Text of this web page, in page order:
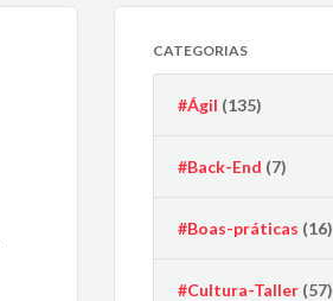
CATEGORIAS
#Ágil (135)
#Back-End (7)
#Boas-práticas (16)
#Cultura-Taller (57)